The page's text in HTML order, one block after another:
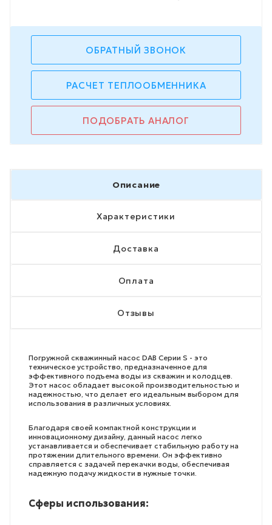
ОБРАТНЫЙ ЗВОНОК
РАСЧЕТ ТЕПЛООБМЕННИКА
ПОДОБРАТЬ АНАЛОГ
Описание
Характеристики
Доставка
Оплата
Отзывы
Погружной скважинный насос DAB Серии S - это
техническое устройство, предназначенное для
эффективного подъема воды из скважин и колодцев.
Этот насос обладает высокой производительностью и
надежностью, что делает его идеальным выбором для
использования в различных условиях.
Благодаря своей компактной конструкции и
инновационному дизайну, данный насос легко
устанавливается и обеспечивает стабильную работу на
протяжении длительного времени. Он эффективно
справляется с задачей перекачки воды, обеспечивая
надежную подачу жидкости в нужные точки.
Сферы использования: